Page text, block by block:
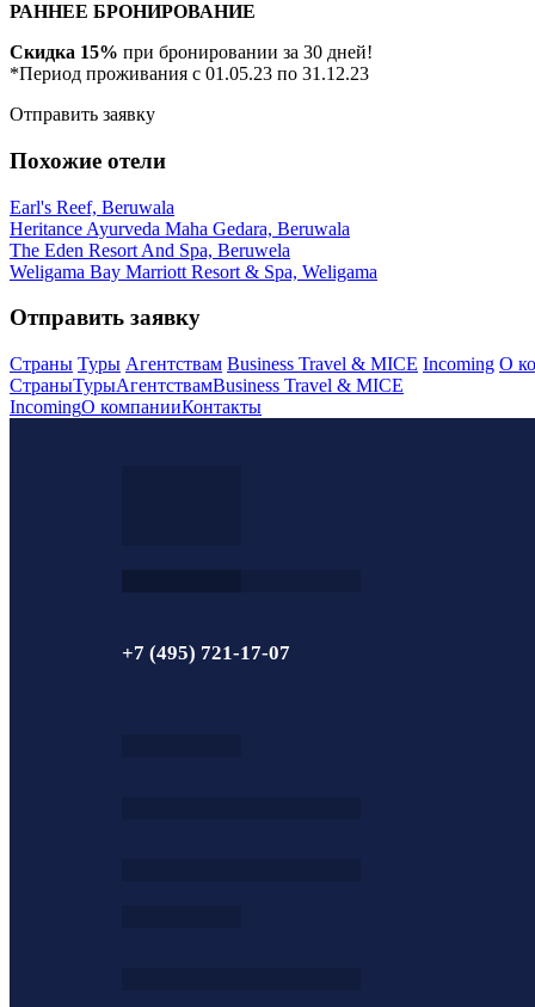
РАННЕЕ БРОНИРОВАНИЕ
Скидка 15% при бронировании за 30 дней!
*Период проживания с 01.05.23 по 31.12.23
Отправить заявку
Похожие отели
Earl's Reef, Beruwala
Heritance Ayurveda Maha Gedara, Beruwala
The Eden Resort And Spa, Beruwela
Weligama Bay Marriott Resort & Spa, Weligama
Отправить заявку
Страны Туры Агентствам Business Travel & MICE Incoming О
СтраныТурыАгентствамBusiness Travel & MICE
IncomingО компанииКонтакты
+7 (495) 721-17-07